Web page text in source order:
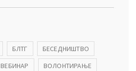
БЛТГ
БЕСЕДНИШТВО
ВЕБИНАР
ВОЛОНТИРАЊЕ